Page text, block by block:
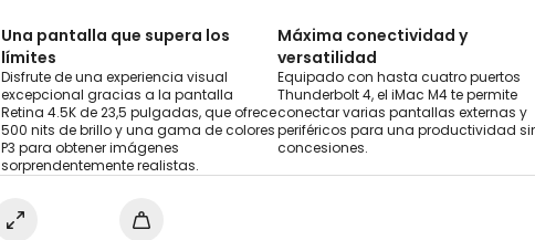
Una pantalla que supera los
límites
Disfrute de una experiencia visual
excepcional gracias a la pantalla
Retina 4.5K de 23,5 pulgadas, que ofrece
500 nits de brillo y una gama de colores
P3 para obtener imágenes
sorprendentemente realistas.
Máxima conectividad y
versatilidad
Equipado con hasta cuatro puertos
Thunderbolt 4, el iMac M4 te permite
conectar varias pantallas externas y
periféricos para una productividad
concesiones.